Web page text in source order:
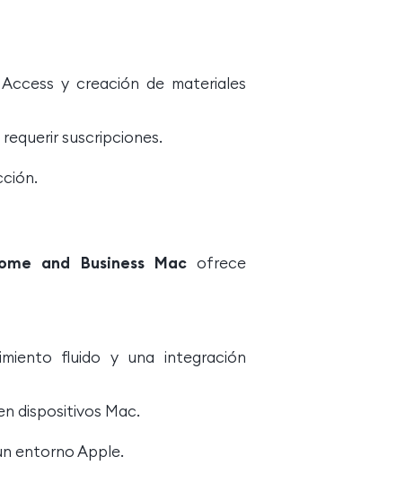
y creación de materiales
suscripciones.
and Business Macofrece
fluido y una integración
dispositivos Mac.
entorno Apple.